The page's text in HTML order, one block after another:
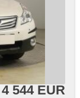
4 544 EUR